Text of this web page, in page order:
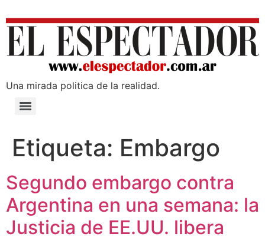
Una mirada poli­tica de la realidad.
Etiqueta: Embargo
Segundo embargo contra
Argentina en una semana: la
Justicia de EE.UU. libera